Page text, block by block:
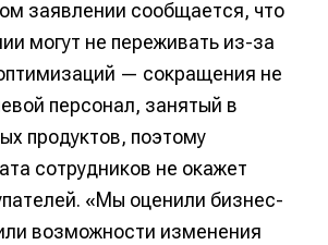
заявлении сообщается, что
могут не переживать из-за
— сокращения не
персонал, занятый в
продуктов, поэтому
сотрудников не окажет
«Мы оценили бизнес-
возможности изменения